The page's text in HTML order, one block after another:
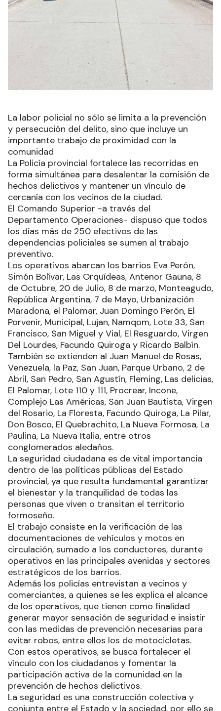
La labor policial no sólo se limita a la prevención
y persecución del delito, sino que incluye un
importante trabajo de proximidad con la
comunidad
La Policía provincial fortalece las recorridas en
forma simultánea para desalentar la comisión de
hechos delictivos y mantener un vínculo de
cercanía con los vecinos de la ciudad.
El Comando Superior -a través del
Departamento Operaciones- dispuso que todos
los días más de 250 efectivos de las
dependencias policiales se sumen al trabajo
preventivo.
Los operativos abarcan los barrios Eva Perón,
Simón Bolívar, Las Orquídeas, Antenor Gauna, 8
de Octubre, 20 de Julio, 8 de marzo, Monteagudo,
República Argentina, 7 de Mayo, Urbanización
Maradona, el Palomar, Juan Domingo Perón, El
Porvenir, Municipal, Lujan, Namqom, Lote 33, San
Francisco, San Miguel y Vial, El Resguardo, Virgen
Del Lourdes, Facundo Quiroga y Ricardo Balbín.
También se extienden al Juan Manuel de Rosas,
Venezuela, la Paz, San Juan, Parque Urbano, 2 de
Abril, San Pedro, San Agustín, Fleming, Las delicias,
El Palomar, Lote 110 y 111, Procrear, Incone,
Complejo Las Américas, San Juan Bautista, Virgen
del Rosario, La Floresta, Facundo Quiroga, La Pilar,
Don Bosco, El Quebrachito, La Nueva Formosa, La
Paulina, La Nueva Italia, entre otros
conglomerados aledaños.
La seguridad ciudadana es de vital importancia
dentro de las políticas públicas del Estado
provincial, ya que resulta fundamental garantizar
el bienestar y la tranquilidad de todas las
personas que viven o transitan el territorio
formoseño.
El trabajo consiste en la verificación de las
documentaciones de vehículos y motos en
circulación, sumado a los conductores, durante
operativos en las principales avenidas y sectores
estratégicos de los barrios.
Además los policías entrevistan a vecinos y
comerciantes, a quienes se les explica el alcance
de los operativos, que tienen como finalidad
generar mayor sensación de seguridad e insistir
con las medidas de prevención necesarias para
evitar robos, entre ellos los de motocicletas.
Con estos operativos, se busca fortalecer el
vínculo con los ciudadanos y fomentar la
participación activa de la comunidad en la
prevención de hechos delictivos.
La seguridad es una construcción colectiva y